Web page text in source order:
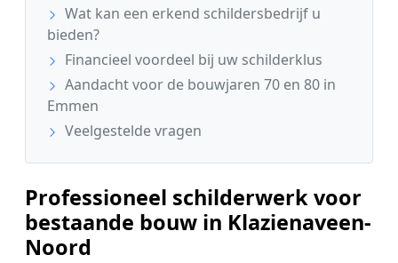
Wat kan een erkend schildersbedrijf u
bieden?
Financieel voordeel bij uw schilderklus
Aandacht voor de bouwjaren 70 en 80 in
Emmen
Veelgestelde vragen
Professioneel schilderwerk voor
bestaande bouw in Klazienaveen-
Noord